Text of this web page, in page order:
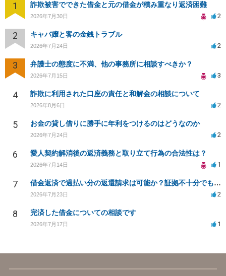
1 詐欺被害でできた借金と元の借金が積み重なり返済困難
2026年7月30日 2
2 キャバ嬢と客の金銭トラブル
2026年7月24日 2
3 弁護士の態度に不満、他の事務所に相談すべきか？
2026年7月15日 3
4 詐欺に利用された口座の責任と和解金の相談について
2026年8月6日 2
5 お金の貸し借りに勝手に年利をつけるのはどうなのか
2026年7月24日 2
6 愛人契約解消後の返済義務と取り立て行為の合法性は？
2026年7月14日 1
7 借金返済で過払い分の返還請求は可能か？証拠不十分でも弁護士に相談したい
2026年7月23日 2
8 完済した借金についての相談です
2026年7月17日 1